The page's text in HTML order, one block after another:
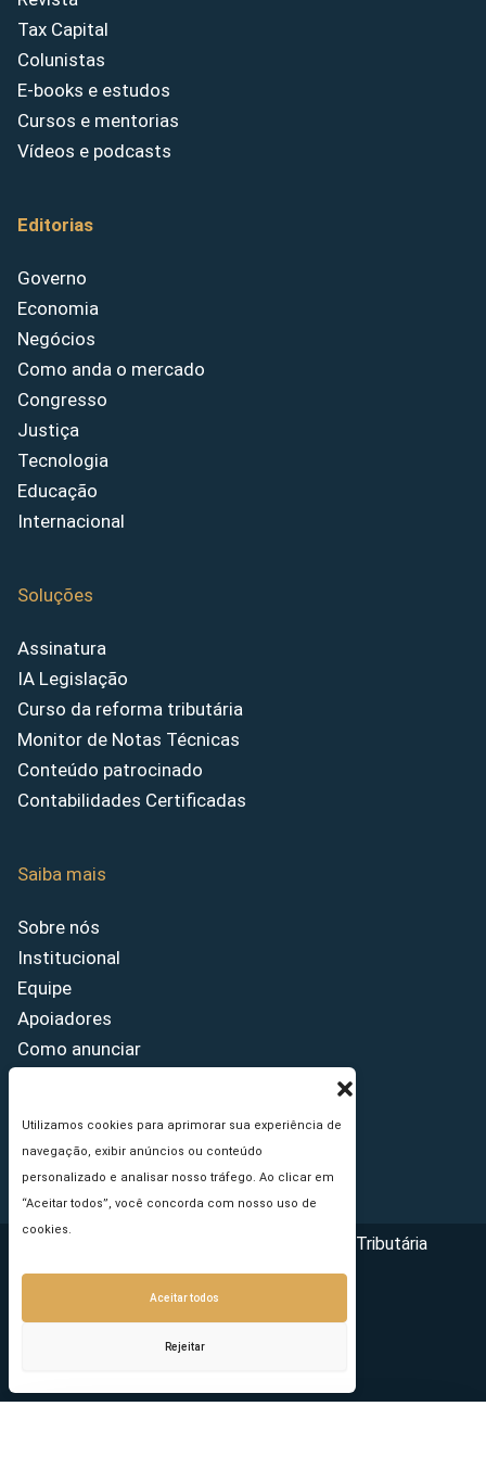
Utilizamos cookies para aprimorar sua experiência de
navegação, exibir anúncios ou conteúdo
personalizado e analisar nosso tráfego. Ao clicar em
“Aceitar todos”, você concorda com nosso uso de
cookies.
Aceitar todos
Rejeitar
Tax Capital
Colunistas
E-books e estudos
Cursos e mentorias
Vídeos e podcasts
Editorias
Governo
Economia
Negócios
Como anda o mercado
Congresso
Justiça
Tecnologia
Educação
Internacional
Soluções
Assinatura
IA Legislação
Curso da reforma tributária
Monitor de Notas Técnicas
Conteúdo patrocinado
Contabilidades Certificadas
Saiba mais
Sobre nós
Institucional
Equipe
Apoiadores
Como anunciar
Princípios Editoriais
Copyright © 2026 - Portal da Reforma Tributária